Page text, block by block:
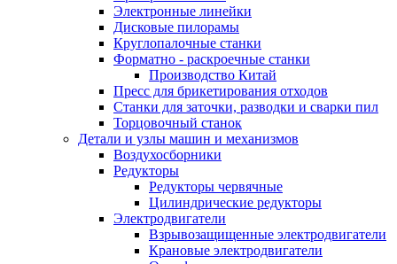
Электронные линейки
Дисковые пилорамы
Круглопалочные станки
Форматно - раскроечные станки
Производство Китай
Пресс для брикетирования отходов
Станки для заточки, разводки и сварки пил
Торцовочный станок
Детали и узлы машин и механизмов
Воздухосборники
Редукторы
Редукторы червячные
Цилиндрические редукторы
Электродвигатели
Взрывозащищенные электродвигатели
Крановые электродвигатели